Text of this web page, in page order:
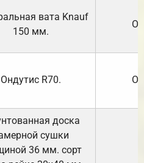
вата Knauf
150 мм.
Ондутис R70.
доска
сушки
36 мм. сорт